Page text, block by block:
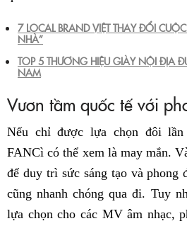
7 LOCAL BRAND VIỆT THAY ĐỔI
NHÀ”
TOP 5 THƯƠNG HIỆU GIÀY NỘI ĐỊA
NAM
Vươn tầm quốc tế với
Nếu chỉ được lựa chọn đôi
FANCì có thể xem là may mắn.
để duy trì sức sáng tạo và phong
cũng nhanh chóng qua đi. Tuy
lựa chọn cho các MV âm nhạc,